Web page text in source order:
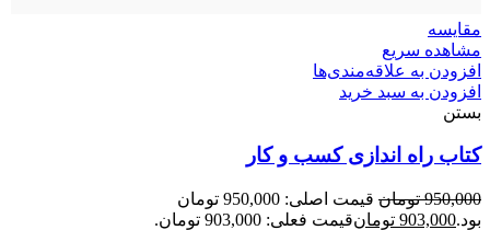
مقایسه
مشاهده سریع
افزودن به علاقه‌مندی‌ها
افزودن به سبد خرید
بستن
کتاب راه‌ اندازی کسب‌ و‌ کار
950,000 تومان
قیمت اصلی: 950,000 تومان
بود.903,000 تومانقیمت فعلی: 903,000 تومان.